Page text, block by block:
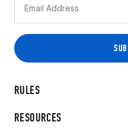
RULES
RESOURCES